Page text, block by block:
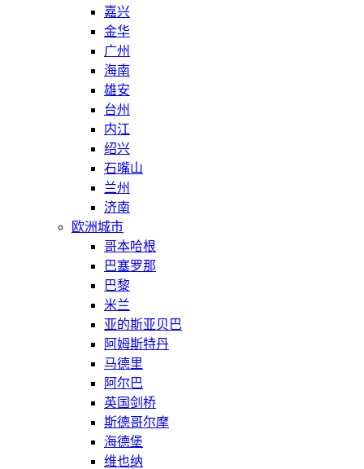
嘉兴
金华
广州
海南
雄安
台州
内江
绍兴
石嘴山
兰州
济南
欧洲城市
哥本哈根
巴塞罗那
巴黎
米兰
亚的斯亚贝巴
阿姆斯特丹
马德里
阿尔巴
英国剑桥
斯德哥尔摩
海德堡
维也纳